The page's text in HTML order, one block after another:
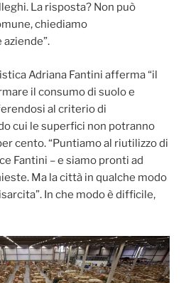
La risposta? Non può
chiediamo
Adriana Fantini afferma “il
il consumo di suolo e
al criterio di
cui le superfici non potranno
cento. “Puntiamo al riutilizzo di
Fantini – e siamo pronti ad
Ma la città in qualche modo
In che modo è difficile,